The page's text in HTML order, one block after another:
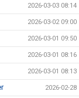
2026-03-03 08:14
2026-03-02 09:00
2026-03-01 09:50
2026-03-01 08:16
2026-03-01 08:13
2026-02-28